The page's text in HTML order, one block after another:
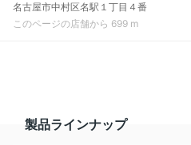
名古屋市中村区名駅１丁目４番
このページの店舗から 699 m
製品ラインナップ